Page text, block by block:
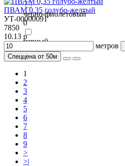
черно-фиолетовый
0
черный
0
ПВАМ 0,35 голубо-желтый
УТ-00000091
7850
10.13 р
метров
Спеццена от 50м
1
2
3
4
5
6
7
8
9
>
>|